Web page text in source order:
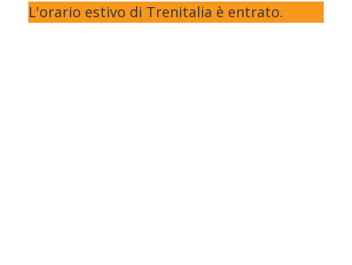
L'orario estivo di Trenitalia è entrato.